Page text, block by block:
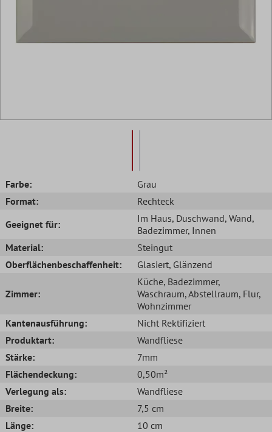
Farbe:
Grau
Format:
Rechteck
Geeignet für:
Im Haus, Duschwand, Wand,
Badezimmer, Innen
Material:
Steingut
Oberflächenbeschaffenheit:
Glasiert, Glänzend
Zimmer:
Küche, Badezimmer,
Waschraum, Abstellraum, Flur,
Wohnzimmer
Kantenausführung:
Nicht Rektifiziert
Produktart:
Wandfliese
Stärke:
7mm
Flächendeckung:
0,50m²
Verlegung als:
Wandfliese
Breite:
7,5 cm
Länge:
10 cm